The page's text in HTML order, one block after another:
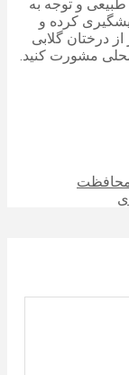
و توجه به
کرده و
درختان گلابی
محلی مشورت کنید.
محافظت